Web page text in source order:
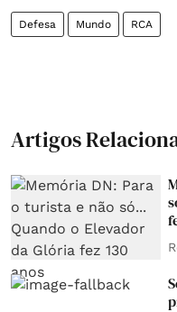
Defesa Mundo RCA
Artigos